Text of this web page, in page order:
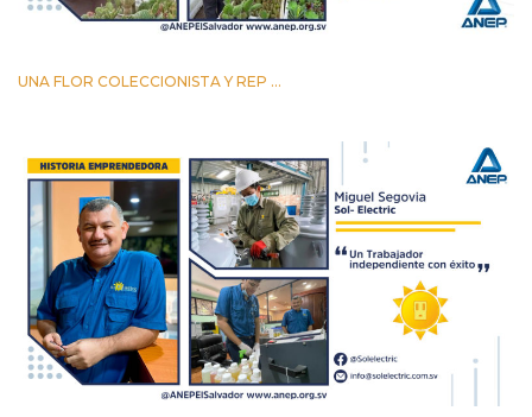
UNA FLOR COLECCIONISTA Y REP ...